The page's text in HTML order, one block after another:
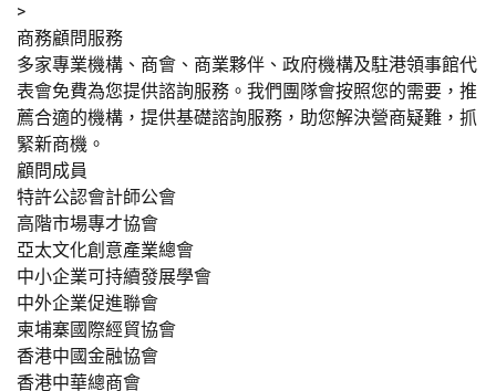
>
商務顧問服務
多家專業機構、商會、商業夥伴、政府機構及駐港領事館代
表會免費為您提供諮詢服務。我們團隊會按照您的需要，推
薦合適的機構，提供基礎諮詢服務，助您解決營商疑難，抓
緊新商機。
顧問成員
特許公認會計師公會
高階市場專才協會
亞太文化創意產業總會
中小企業可持續發展學會
中外企業促進聯會
柬埔寨國際經貿協會
香港中國金融協會
香港中華總商會